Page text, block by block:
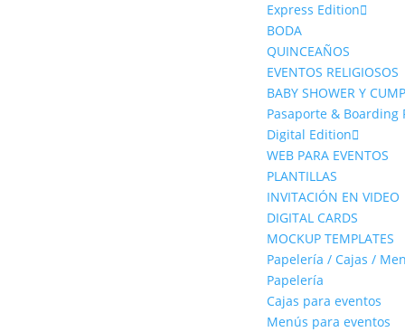
Express Edition
BODA
QUINCEAÑOS
EVENTOS RELIGIOSOS
BABY SHOWER Y
Pasaporte & Boarding
Digital Edition
WEB PARA EVENTOS
PLANTILLAS
INVITACIÓN EN VIDEO
DIGITAL CARDS
MOCKUP TEMPLATES
Papelería / Cajas /
Papelería
Cajas para eventos
Menús para eventos